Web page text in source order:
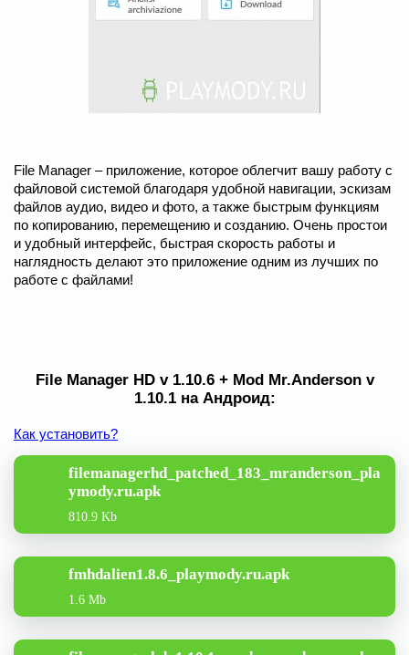
File Manager – приложение, которое облегчит вашу работу с
файловой системой благодаря удобной навигации, эскизам
файлов аудио, видео и фото, а также быстрым функциям
по копированию, перемещению и созданию. Очень простои
и удобный интерфейс, быстрая скорость работы и
наглядность делают это приложение одним из лучших по
работе с файлами!
File Manager HD v 1.10.6 + Mod Mr.Anderson v
1.10.1 на Андроид:
Как установить?
filemanagerhd_patched_183_mranderson_pla
ymody.ru.apk
810.9 Kb
fmhdalien1.8.6_playmody.ru.apk
1.6 Mb